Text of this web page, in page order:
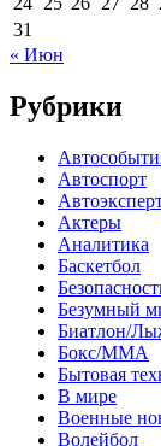
31
« Июн
Рубрики
Автоспорт
Актеры
Аналитика
Баскетбол
Безумный
Биатлон/
Бокс/MMA
Бытовая
В мире
Военные
Волейбол